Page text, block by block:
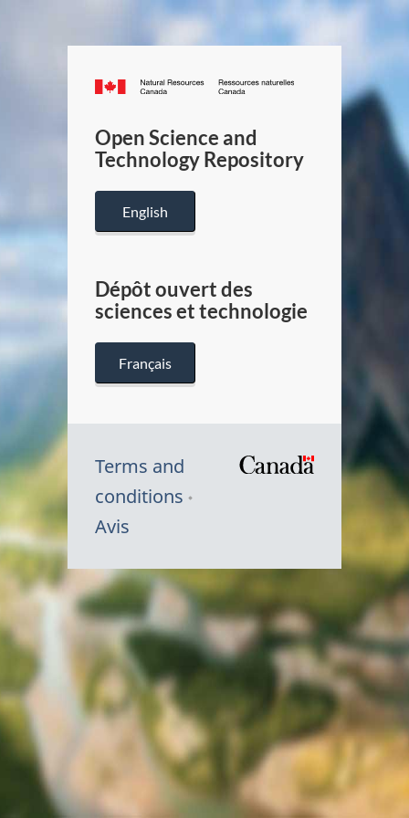
Canada.ca
/
Canada
Open Science and
Technology Repository
English
Dépôt ouvert des
sciences et technologie
Français
Terms and
conditions
Avis
Canada